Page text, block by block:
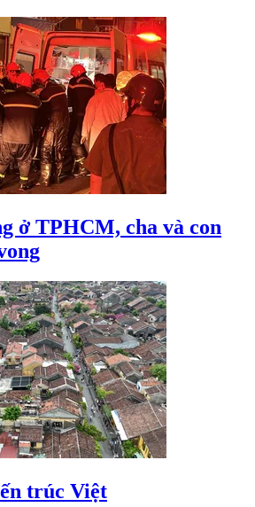
ở TPHCM, cha và con
trúc Việt